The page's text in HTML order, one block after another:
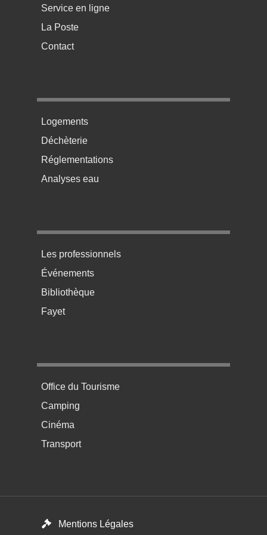
Service en ligne
La Poste
Contact
Menu pratique bas de page 2
Logements
Déchèterie
Réglementations
Analyses eau
Menu pratique bas de page 3
Les professionnels
Événements
Bibliothèque
Fayet
Menu pratique bas de page 4
Office du Tourisme
Camping
Cinéma
Transport
Mentions Légales